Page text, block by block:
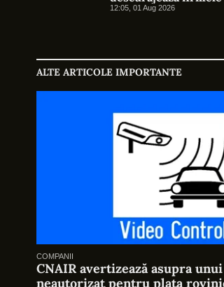
Cu ce preț?
12:05, 01 Aug 2026
ALTE ARTICOLE IMPORTANTE
COMPANII
CNAIR avertizează asupra
neautorizat pentru plata